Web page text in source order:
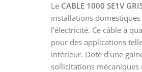
Le CABLE 1000 SE1V
installations
l’électricité. Ce câble à
pour des applications
intérieur. Doté d’une
sollicitations mécaniques